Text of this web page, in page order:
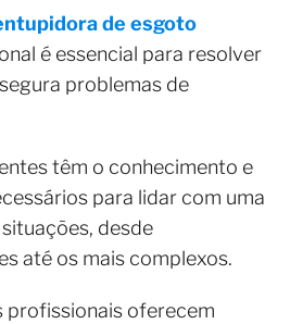
de esgoto
é essencial para resolver
problemas de
têm o conhecimento e
para lidar com uma
desde
até os mais complexos.
profissionais oferecem